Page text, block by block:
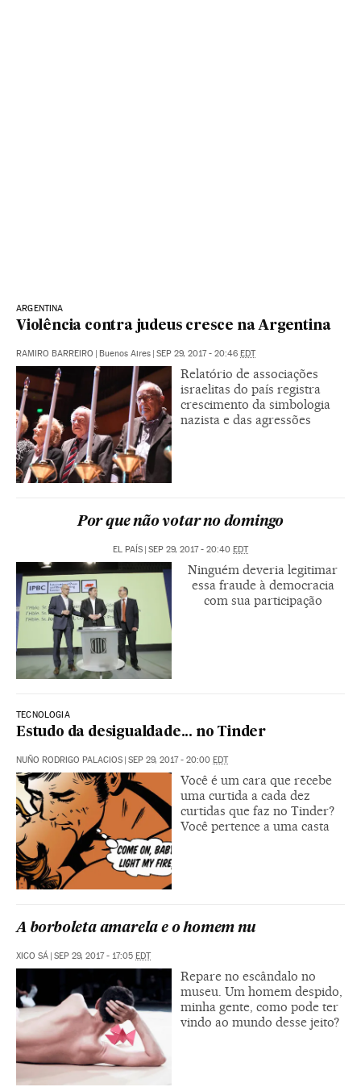
ARGENTINA
Violência contra judeus cresce na Argentina
RAMIRO BARREIRO Buenos Aires SEP 29, 2017 - 20:46 EDT
Relatório de associações
israelitas do país registra
crescimento da simbologia
nazista e das agressões
Por que não votar no domingo
EL PAÍS SEP 29, 2017 - 20:40 EDT
Ninguém deveria legitimar
essa fraude à democracia
com sua participação
TECNOLOGIA
Estudo da desigualdade... no Tinder
NUÑO RODRIGO PALACIOS | SEP 29, 2017 - 20:00 EDT
Você é um cara que recebe
uma curtida a cada dez
curtidas que faz no Tinder?
Você pertence a uma casta
A borboleta amarela e o homem nu
XICO SÁ | SEP 29, 2017 - 17:05 EDT
Repare no escândalo no
museu. Um homem despido,
minha gente, como pode ter
vindo ao mundo desse jeito?